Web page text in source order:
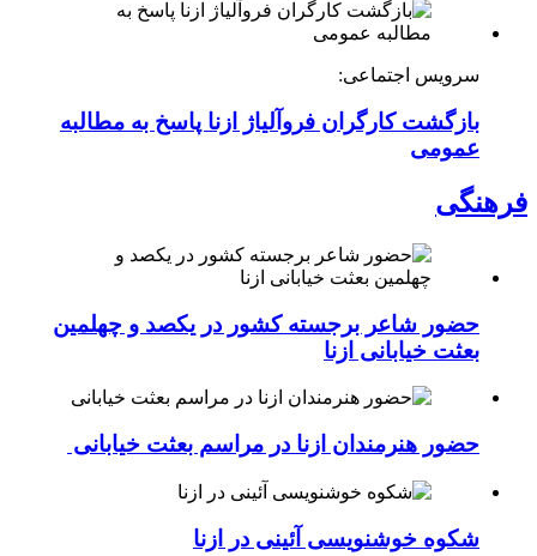
سرویس اجتماعی:
بازگشت کارگران فروآلیاژ ازنا پاسخ به مطالبه
عمومی
فرهنگی
حضور شاعر برجسته کشور در یکصد و چهلمین
بعثت خیابانی ازنا
حضور هنرمندان ازنا در مراسم بعثت خیابانی
شکوه خوشنویسی آئینی در ازنا